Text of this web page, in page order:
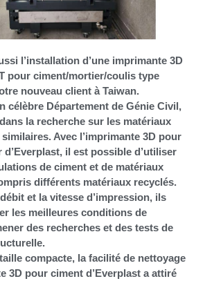
l’installation d’une imprimante 3D
pour ciment/mortier/coulis type
nouveau client à Taiwan.
célèbre Département de Génie Civil,
la recherche sur les matériaux
Avec l’imprimante 3D pour
il est possible d’utiliser
de ciment et de matériaux
différents matériaux recyclés.
et la vitesse d’impression, ils
les meilleures conditions de
des recherches et des tests de
compacte, la facilité de nettoyage
3D pour ciment d’Everplast a attiré